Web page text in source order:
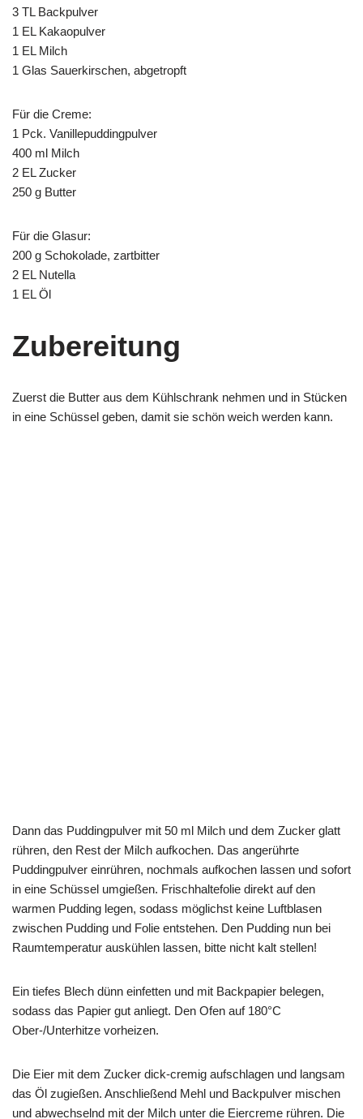
3 TL Backpulver
1 EL Kakaopulver
1 EL Milch
1 Glas Sauerkirschen, abgetropft
Für die Creme:
1 Pck. Vanillepuddingpulver
400 ml Milch
2 EL Zucker
250 g Butter
Für die Glasur:
200 g Schokolade, zartbitter
2 EL Nutella
1 EL Öl
Zubereitung
Zuerst die Butter aus dem Kühlschrank nehmen und in Stücken
in eine Schüssel geben, damit sie schön weich werden kann.
Dann das Puddingpulver mit 50 ml Milch und dem Zucker glatt
rühren, den Rest der Milch aufkochen. Das angerührte
Puddingpulver einrühren, nochmals aufkochen lassen und sofort
in eine Schüssel umgießen. Frischhaltefolie direkt auf den
warmen Pudding legen, sodass möglichst keine Luftblasen
zwischen Pudding und Folie entstehen. Den Pudding nun bei
Raumtemperatur auskühlen lassen, bitte nicht kalt stellen!
Ein tiefes Blech dünn einfetten und mit Backpapier belegen,
sodass das Papier gut anliegt. Den Ofen auf 180°C
Ober-/Unterhitze vorheizen.
Die Eier mit dem Zucker dick-cremig aufschlagen und langsam
das Öl zugießen. Anschließend Mehl und Backpulver mischen
und abwechselnd mit der Milch unter die Eiercreme rühren. Die